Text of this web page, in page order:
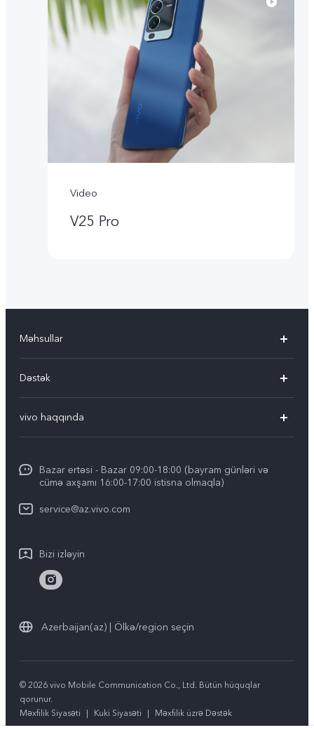
Video
V25 Pro
Məhsullar
V30e 5G
V29 5G
Y100 4G
Y27s
Bütün modellər
Dəstək
Xidmət mərkəzləri
IMEI autentifikasiyası
Sistemin yenilənməsi
vivo haqqında
Ümumi məlumat
Hüquqi məlumat
Stabillik
vivo məxfilik mərkəzi
Bazar ertəsi - Bazar 09:00-18:00 (bayram günləri və
cümə axşamı 16:00-17:00 istisna olmaqla)
service@az.vivo.com
Bizi izləyin
Azerbaijan(az) | Ölkə/region seçin
© 2026 vivo Mobile Communication Co., Ltd. Bütün hüquqlar
qorunur.
Məxfilik Siyasəti
| Kuki Siyasəti | Məxfilik üzrə Dəstək